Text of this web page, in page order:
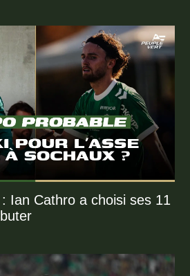
Ian Cathro a choisi ses 11